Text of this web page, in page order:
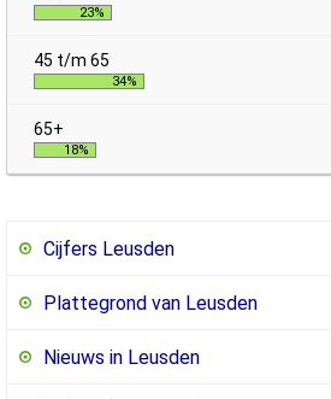
23%
34%
18%
Cijfers Leusden
Plattegrond van Leusden
Nieuws in Leusden